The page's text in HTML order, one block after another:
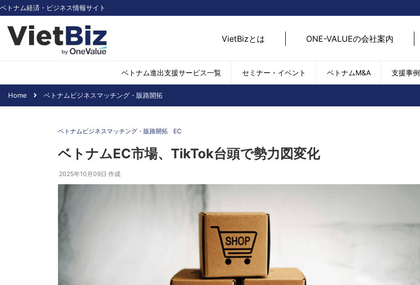
ベトナム経済・ビジネス情報サイト
VietBizとは ONE-VALUEの会社案内
ベトナム進出支援サービス一覧 セミナー・イベント ベトナムM&A 支援事例
医薬品・ヘルスケア
日用消費・小売
デジタル経済・IT
物流・倉庫
アパレル
加工食品
化学・素材
SDGs・ESG
外国直接投資（FDI）
ベトナム進出
会社設立
Home ベトナムビジネスマッチング・販路開拓
ベトナムビジネスマッチング・販路開拓 EC
ベトナムEC市場、TikTok台頭で勢力図変化
2025年10月09日 作成